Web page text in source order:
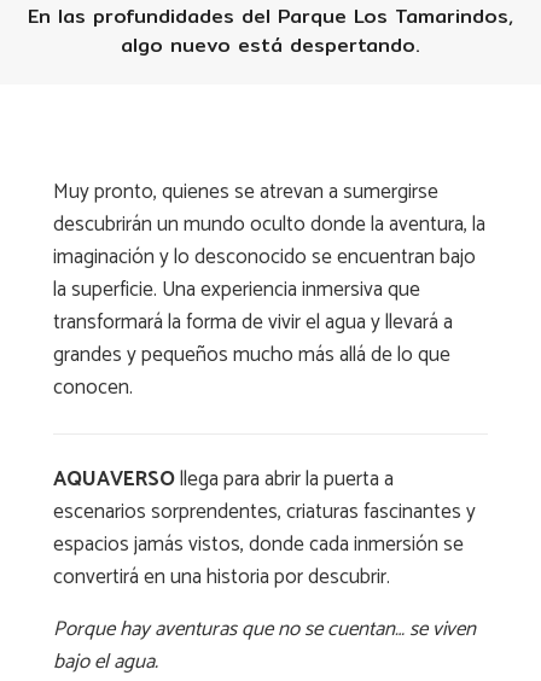
En las profundidades del Parque Los Tamarindos,
algo nuevo está despertando.
Muy pronto, quienes se atrevan a sumergirse
descubrirán un mundo oculto donde la aventura, la
imaginación y lo desconocido se encuentran bajo
la superficie. Una experiencia inmersiva que
transformará la forma de vivir el agua y llevará a
grandes y pequeños mucho más allá de lo que
conocen.
AQUAVERSOllega para abrir la puerta a
escenarios sorprendentes, criaturas fascinantes y
espacios jamás vistos, donde cada inmersión se
convertirá en una historia por descubrir.
Porque hay aventuras que no se cuentan… se viven
bajo el agua.